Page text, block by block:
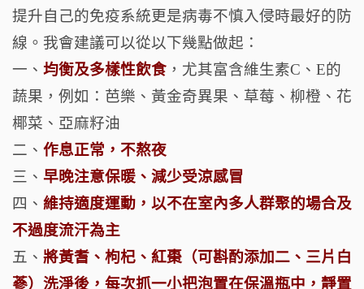
提升自己的免疫系統更是病毒不慎入侵時最好的防
線。我會建議可以從以下幾點做起：
一、 均衡及多樣性飲食 ，尤其富含維生素C、E的
蔬果，例如：芭樂、黃金奇異果、草莓、柳橙、花
椰菜、亞麻籽油
二、 作息正常，不熬夜
三、 早晚注意保暖、減少受涼感冒
四、 維持適度運動，以不在室內多人群聚的場合及
不過度流汗為主
五、 將黃耆、枸杞、紅棗（可斟酌添加二、三片白
蔘）洗淨後，每次抓一小把泡置在保溫瓶中，靜置